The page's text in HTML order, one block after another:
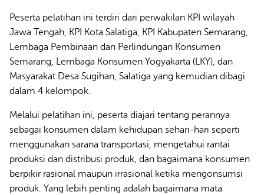
Peserta pelatihan ini terdiri dari perwakilan KPI wilayah
Jawa Tengah, KPI Kota Salatiga, KPI Kabupaten Semarang,
Lembaga Pembinaan dan Perlindungan Konsumen
Semarang, Lembaga Konsumen Yogyakarta (LKY), dan
Masyarakat Desa Sugihan, Salatiga yang kemudian dibagi
dalam 4 kelompok.
Melalui pelatihan ini, peserta diajari tentang perannya
sebagai konsumen dalam kehidupan sehari-hari seperti
menggunakan sarana transportasi, mengetahui rantai
produksi dan distribusi produk, dan bagaimana konsumen
berpikir rasional maupun irrasional ketika mengonsumsi
produk. Yang lebih penting adalah bagaimana mata